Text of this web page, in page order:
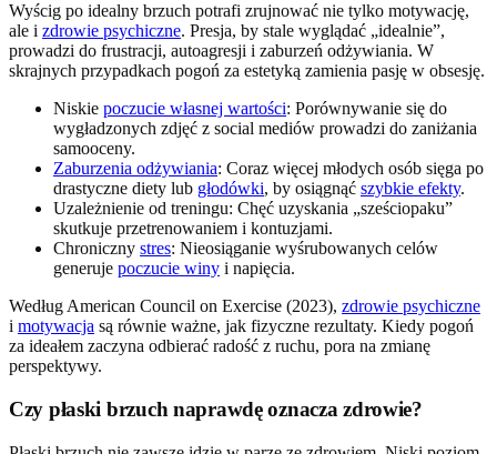
Wyścig po idealny brzuch potrafi zrujnować nie tylko motywację,
ale i zdrowie psychiczne. Presja, by stale wyglądać „idealnie”,
prowadzi do frustracji, autoagresji i zaburzeń odżywiania. W
skrajnych przypadkach pogoń za estetyką zamienia pasję w obsesję.
Niskie poczucie własnej wartości: Porównywanie się do
wygładzonych zdjęć z social mediów prowadzi do zaniżania
samooceny.
Zaburzenia odżywiania: Coraz więcej młodych osób sięga po
drastyczne diety lub głodówki, by osiągnąć szybkie efekty.
Uzależnienie od treningu: Chęć uzyskania „sześciopaku”
skutkuje przetrenowaniem i kontuzjami.
Chroniczny stres: Nieosiąganie wyśrubowanych celów
generuje poczucie winy i napięcia.
Według American Council on Exercise (2023), zdrowie psychiczne
i motywacja są równie ważne, jak fizyczne rezultaty. Kiedy pogoń
za ideałem zaczyna odbierać radość z ruchu, pora na zmianę
perspektywy.
Czy płaski brzuch naprawdę oznacza zdrowie?